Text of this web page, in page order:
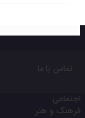
تماس با ما
اجتماعی
فرهنگ و هنر